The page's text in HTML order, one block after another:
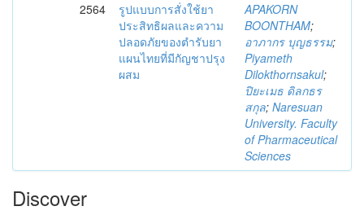
2564
รูปแบบการสั่งใช้ยา
ประสิทธิผลและความ
ปลอดภัยของตำรับยา
แผนไทยที่มีกัญชาปรุง
ผสม
APAKORN
BOONTHAM;
อาภากร บุญธรรม;
Piyameth
Dilokthornsakul;
ปิยะเมธ ดิลกธร
สกุล; Naresuan
University. Faculty
of Pharmaceutical
Sciences
Discover